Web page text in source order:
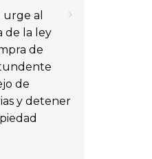
al
de la ley
de
de
y detener